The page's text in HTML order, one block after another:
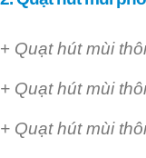
+ Quạt hút mùi
+ Quạt hút mùi
+ Quạt hút mùi